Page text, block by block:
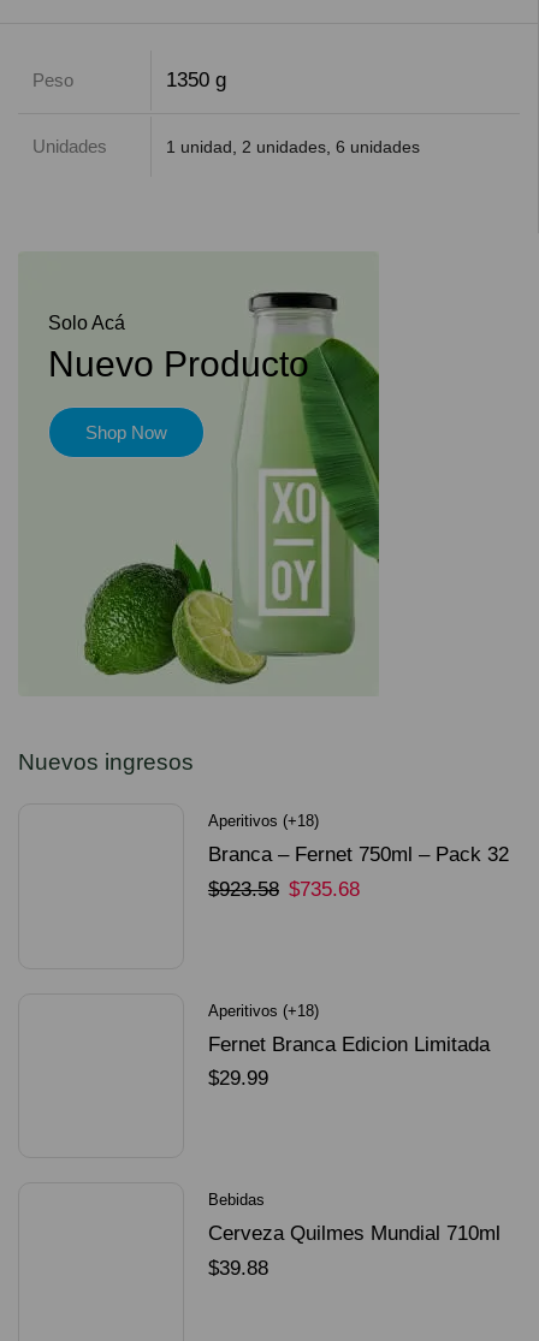
Peso 1350 g
Unidades 1 unidad 2 unidades 6 unidades
Solo Acá
Nuevo Producto
Shop Now
Nuevos ingresos
Aperitivos (+18)
Branca – Fernet 750ml – Pack 32
Unidades
$923.58 $735.68
Aperitivos (+18)
Fernet Branca Edicion Limitada
Dorado Mundial
$29.99
Bebidas
Cerveza Quilmes Mundial 710ml
packX4
$39.88